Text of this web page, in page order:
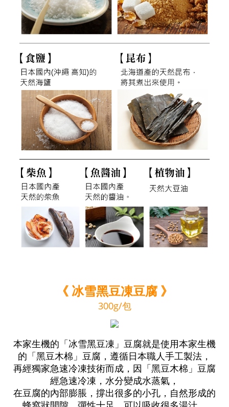
《 冰雪黑豆凍豆腐 》
300g/包
本家生機的「冰雪黑豆凍」豆腐就是使用本家生機
的「黑豆木棉」豆腐，遵循日本職人手工製法，
再經獨家急速冷凍技術而成，因「黑豆木棉」豆腐
經急速冷凍，水分變成水蒸氣，
在豆腐的內部膨脹，撐出很多的小孔，自然形成的